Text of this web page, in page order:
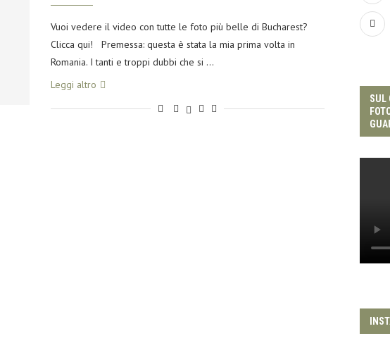
Vuoi vedere il video con tutte le foto più belle di Bucharest?
Clicca qui! Premessa: questa è stata la mia prima volta in
Romania. I tanti e troppi dubbi che si …
Leggi altro
SUL